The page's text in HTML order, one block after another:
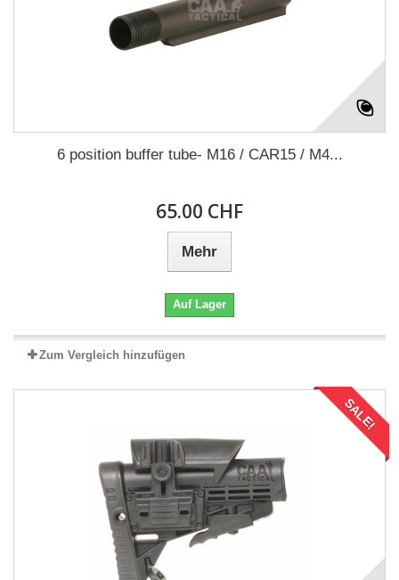
6 position buffer tube- M16 / CAR15 / M4...
65.00 CHF
Mehr
Auf Lager
Zum Vergleich hinzufügen
SALE!